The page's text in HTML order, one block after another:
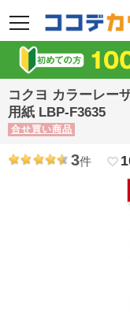
メニュー
コクヨ カラーレー
用紙 LBP-F3635
合せ買い商品
3件 favorite_border